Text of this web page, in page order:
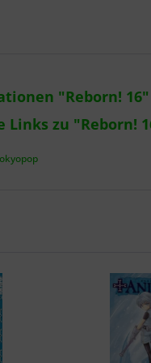
"Reborn! 16"
Links zu "Reborn!